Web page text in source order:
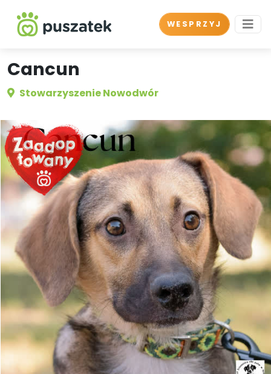
WESPRZYJ
Cancun
Stowarzyszenie Nowodwór